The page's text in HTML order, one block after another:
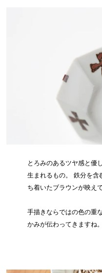
とろみのあるツヤ感と優
生まれるもの。 鉄分を含
ち着いたブラウンが映え
手描きならではの色の重
かみが伝わってきますね。